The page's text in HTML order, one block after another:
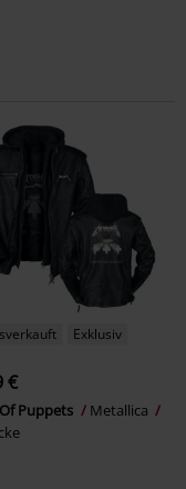
Exklusiv
€
Puppets
Metallica